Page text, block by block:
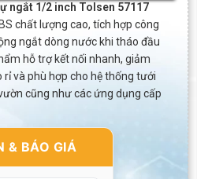
ngắt 1/2 inch Tolsen 57117
chất lượng cao, tích hợp công
ngắt dòng nước khi tháo đầu
hỗ trợ kết nối nhanh, giảm
và phù hợp cho hệ thống tưới
cũng như các ứng dụng cấp
& BÁO GIÁ